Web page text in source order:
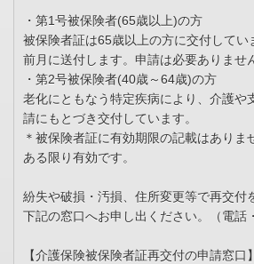
・第1号被保険者(65歳以上)の方
被保険者証は65歳以上の方に交付してい
前月に送付します。申請は必要ありませ
・第2号被保険者(40歳～64歳)の方
老化にともなう特定疾病により、介護や
請にもとづき交付しています。
＊被保険者証に有効期限の記載はありま
ある限り有効です。
紛失や破損・汚損、住所変更等で再交付
下記の窓口へお申し出ください。（電話
【介護保険被保険者証再交付の申請窓口】